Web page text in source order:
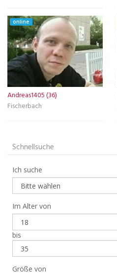
online
Andreas1405 (36)
Fischerbach
Schnellsuche
Ich suche
Im Alter von
bis
Größe von